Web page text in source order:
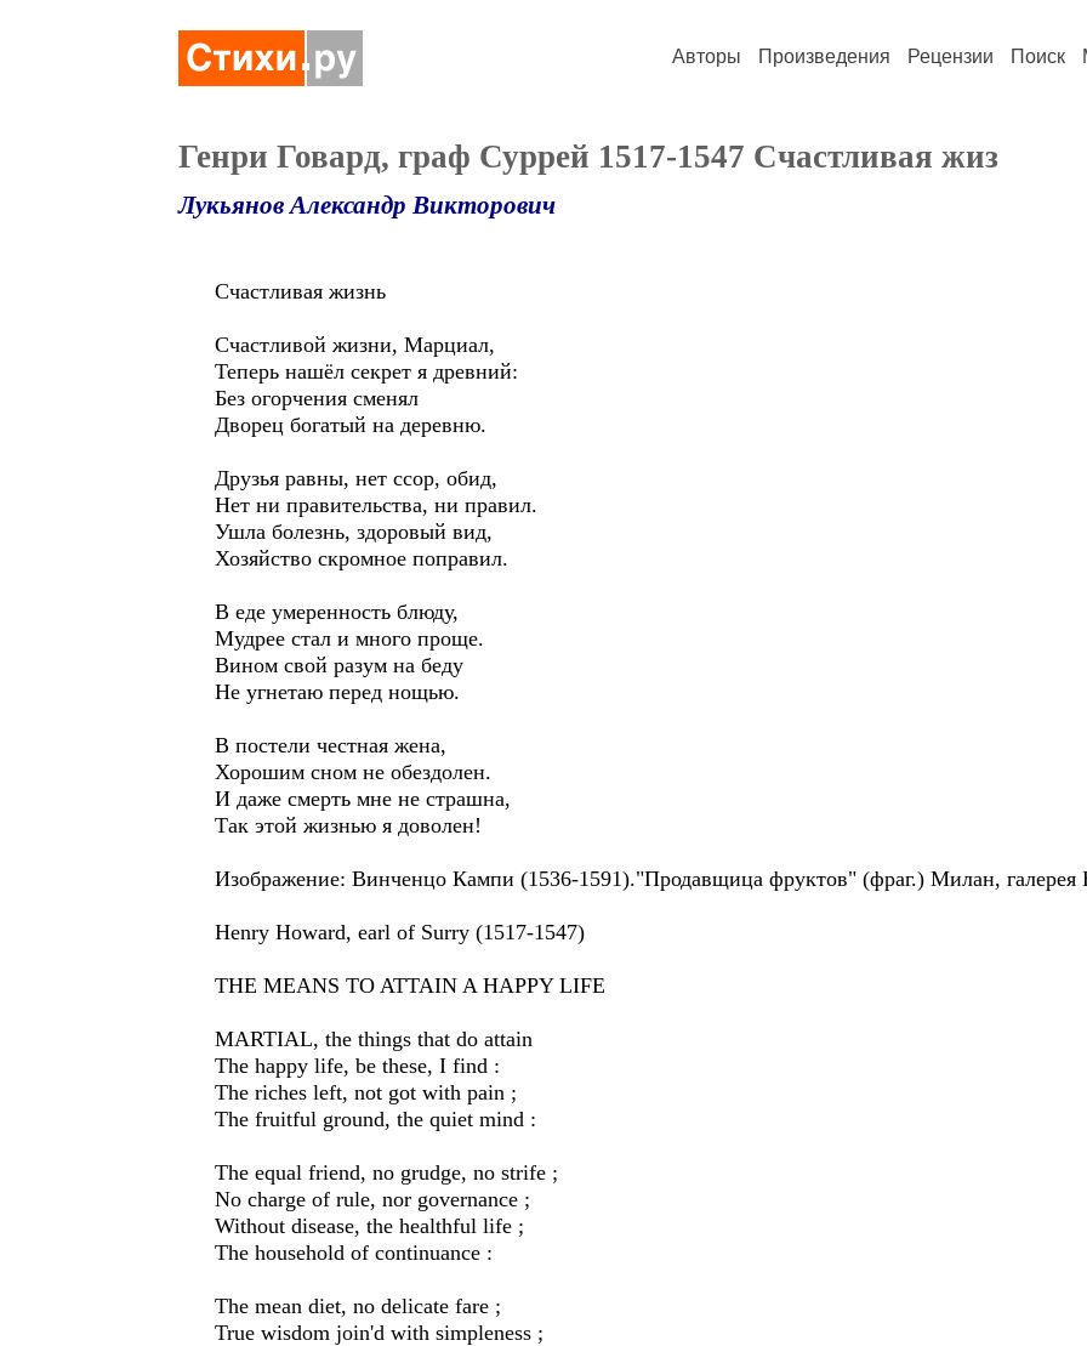
Авторы Произведения Рецензии Поиск
Генри Говард, граф Суррей 1517-1547 Счастливая жиз
Лукьянов Александр Викторович
Счастливая жизнь
Счастливой жизни, Марциал,
Теперь нашёл секрет я древний:
Без огорчения сменял
Дворец богатый на деревню.
Друзья равны, нет ссор, обид,
Нет ни правительства, ни правил.
Ушла болезнь, здоровый вид,
Хозяйство скромное поправил.
В еде умеренность блюду,
Мудрее стал и много проще.
Вином свой разум на беду
Не угнетаю перед нощью.
В постели честная жена,
Хорошим сном не обездолен.
И даже смерть мне не страшна,
Так этой жизнью я доволен!
Изображение: Винченцо Кампи (1536-1591)."Продавщица фруктов" (фраг.) Милан, галерея
Henry Howard, earl of Surry (1517-1547)
THE MEANS TO ATTAIN A HAPPY LIFE
MARTIAL, the things that do attain
The happy life, be these, I find :
The riches left, not got with pain ;
The fruitful ground, the quiet mind :
The equal friend, no grudge, no strife ;
No charge of rule, nor governance ;
Without disease, the healthful life ;
The household of continuance :
The mean diet, no delicate fare ;
True wisdom join'd with simpleness ;